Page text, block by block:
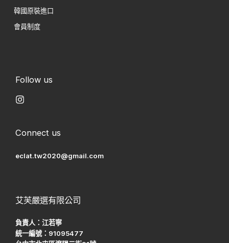
韓國原裝進口
會員制度
Follow us
Connect us
eclat.tw2020@gmail.com
艾芙嚴選有限公司
負責人：江若寧
統一編號：91095477